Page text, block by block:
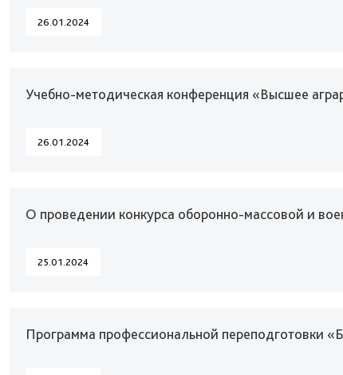
26.01.2024
Учебно-методическая конференция «Высшее
26.01.2024
О проведении конкурса оборонно-массовой и
25.01.2024
Программа профессиональной переподготовки